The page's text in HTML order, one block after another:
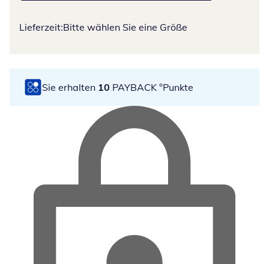
Lieferzeit:Bitte wählen Sie eine Größe
Sie erhalten 10 PAYBACK °Punkte